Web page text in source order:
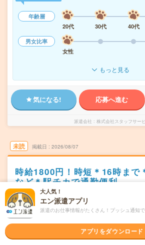
年齢層
20代
30代 40代
男女比率
女性
もっと見る
気になる! 応募へ進む
派遣会社 株式会社スタッフサー
未読 掲載日 2026/08/07
時給1800円！時短＊16時まで
など＊駅チカで通勤便利
交通費別途支給あり 土日祝日が休み
勤務地
東京都千代田区
大手町(東京都)駅から徒歩5分／神
大人気！
エン派遣アプリ
派遣のお仕事情報がたくさん！プッシュ通知
アプリをダウンロード